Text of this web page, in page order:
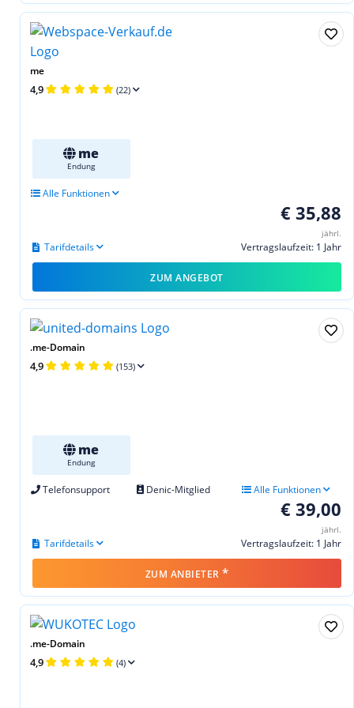
me
4,9 (22)
me
Endung
Alle Funktionen
€ 35,88
jährl.
Vertragslaufzeit: 1 Jahr
Tarifdetails
ZUM ANGEBOT
.me-Domain
4,9 (153)
me
Endung
Telefonsupport Denic-Mitglied Alle Funktionen
€ 39,00
jährl.
Vertragslaufzeit: 1 Jahr
Tarifdetails
ZUM ANBIETER *
.me-Domain
4,9 (4)